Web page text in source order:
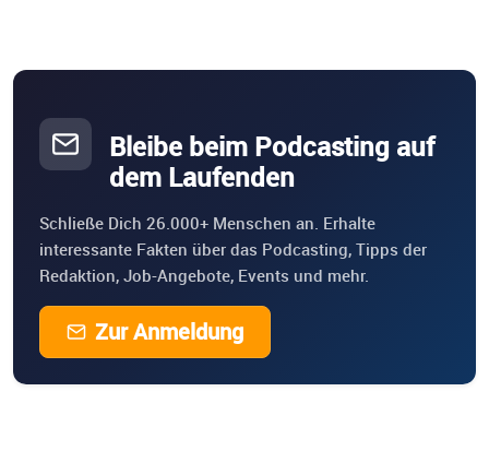
Bleibe beim Podcasting auf
dem Laufenden
Schließe Dich 26.000+ Menschen an. Erhalte
interessante Fakten über das Podcasting, Tipps der
Redaktion, Job-Angebote, Events und mehr.
Zur Anmeldung